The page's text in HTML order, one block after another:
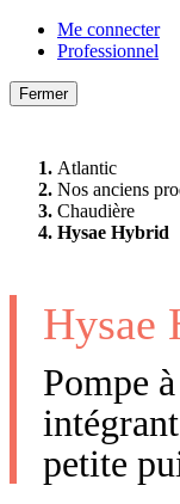
Me connecter
Professionnel
Fermer
Atlantic
Nos anciens
Chaudière
Hysae Hybrid
Hysae
Pompe
petite